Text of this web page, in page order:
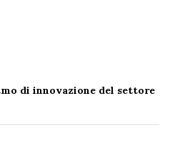
di innovazione del settore